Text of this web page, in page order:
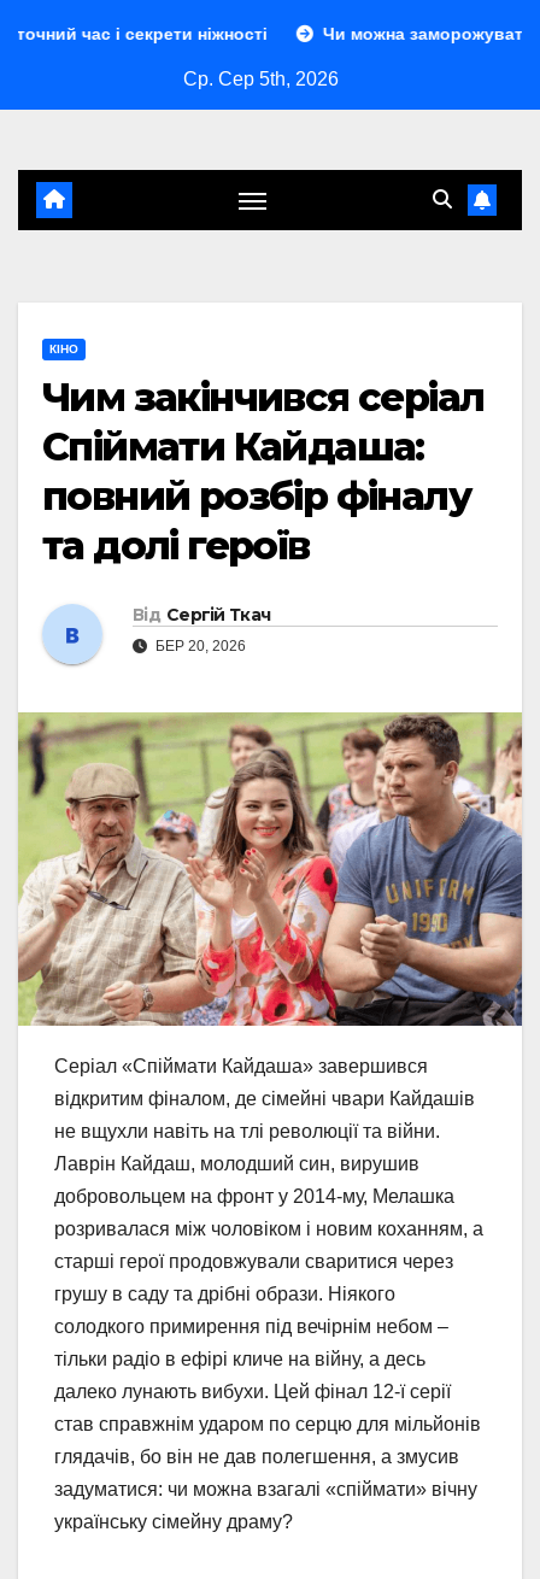
ніжності Чи можна заморожувати сир: повний
Ср. Сер 5th, 2026
КІНО
Чим закінчився серіал
Спіймати Кайдаша:
повний розбір фіналу
та долі героїв
Від Сергій Ткач
БЕР 20, 2026
Серіал «Спіймати Кайдаша» завершився
відкритим фіналом, де сімейні чвари Кайдашів
не вщухли навіть на тлі революції та війни.
Лаврін Кайдаш, молодший син, вирушив
добровольцем на фронт у 2014-му, Мелашка
розривалася між чоловіком і новим коханням, а
старші герої продовжували сваритися через
грушу в саду та дрібні образи. Ніякого
солодкого примирення під вечірнім небом –
тільки радіо в ефірі кличе на війну, а десь
далеко лунають вибухи. Цей фінал 12-ї серії
став справжнім ударом по серцю для мільйонів
глядачів, бо він не дав полегшення, а змусив
задуматися: чи можна взагалі «спіймати» вічну
українську сімейну драму?